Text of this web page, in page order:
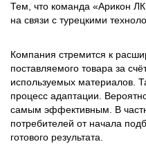
Тем, что команда «Арикон
на связи с турецкими
Компания стремится к
поставляемого товара за
используемых материалов.
процесс адаптации.
самым эффективным. В
потребителей от начала
готового результата.